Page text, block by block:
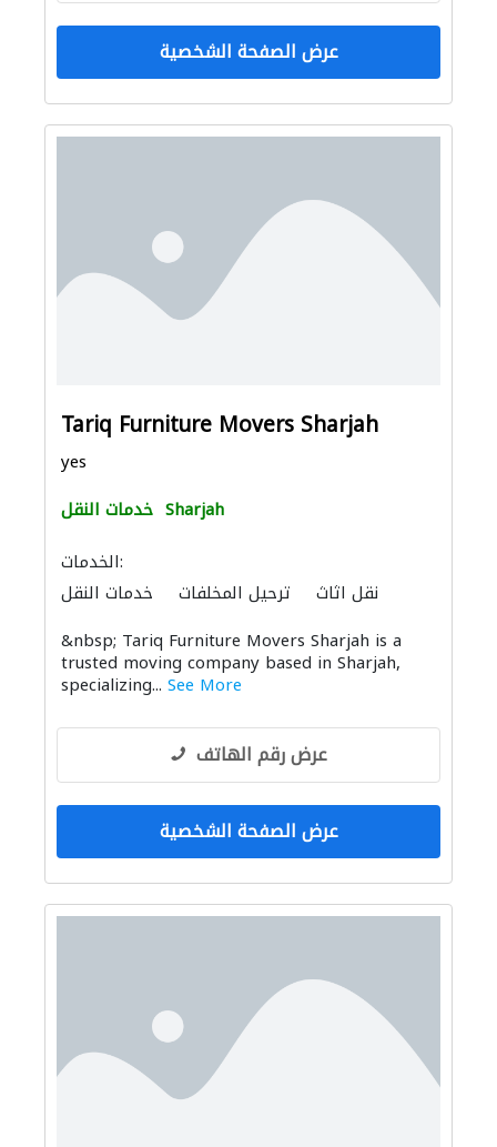
عرض الصفحة الشخصية
Tariq Furniture Movers Sharjah
yes
خدمات النقل Sharjah
الخدمات:
خدمات النقل
ترحيل المخلفات نقل اثاث
&nbsp; Tariq Furniture Movers Sharjah is a
trusted moving company based in Sharjah,
specializing... See More
عرض رقم الهاتف
عرض الصفحة الشخصية